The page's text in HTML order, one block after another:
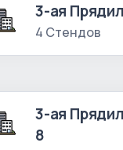
3-ая
4 Стендов
3-ая
8